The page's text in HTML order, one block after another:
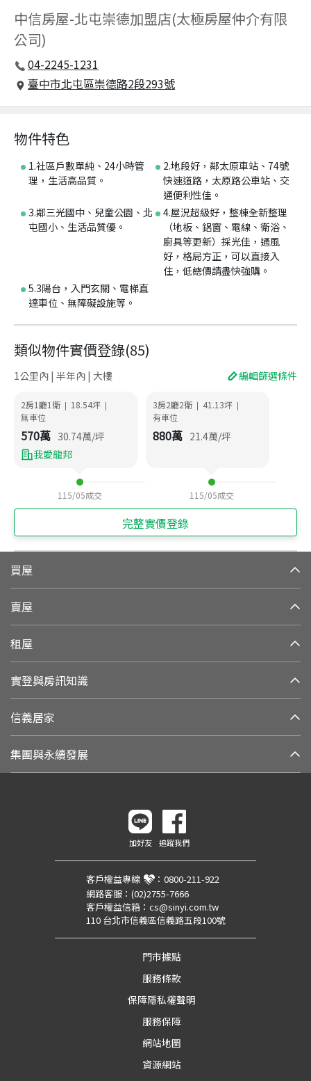
中信房屋-北屯崇德加盟店(太極房屋仲介有限
公司)
04-2245-1231
臺中市北屯區崇德路2段293號
物件特色
1.社區戶數單純、24小時管
理，生活高品質。
2.地段好，鄰太原車站、74號
快速道路，太原路公車站、交
通便利性佳。
3.鄰三光國中、兒童公園、北
屯國小、生活品質優。
4.屋況超級好，整棟全新整理
（地板、鋁窗、電線、衛浴、
廚具等更新）採光佳，通風
好，格局方正，可以直接入
住，低總價請盡快強購。
5.3陽台，入門玄關、電梯直
達車位、無障礙設施等。
類似物件實價登錄(85)
1公里內 | 半年內 | 大樓 編輯篩選條件
2房1廳1衛 | 18.54坪 |
無車位
570萬 30.74萬/坪
我愛龍邦
115/05成交
3房2廳2衛 | 41.13坪 |
有車位
880萬 21.4萬/坪
115/05成交
完整實價登錄
買屋
賣屋
租屋
實登與房訊知識
信義居家
集團與永續發展
加好友 追蹤我們
客戶權益專線 ： 0800-211-922
網路客服： (02)2755-7666
客戶權益信箱： cs@sinyi.com.tw
110 台北市信義區信義路五段100號
門市據點
服務條款
保障隱私權聲明
服務保障
網站地圖
資源網站